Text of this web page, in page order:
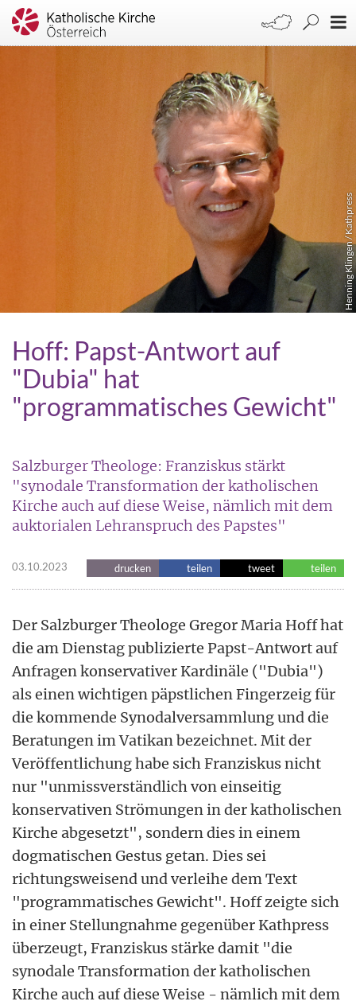
Henning Klingen / Kathpress
Hoff: Papst-Antwort auf
"Dubia" hat
"programmatisches Gewicht"
Salzburger Theologe: Franziskus stärkt
"synodale Transformation der katholischen
Kirche auch auf diese Weise, nämlich mit dem
auktorialen Lehranspruch des Papstes"
03.10.2023 drucken teilen tweet teilen
Der Salzburger Theologe Gregor Maria Hoff hat
die am Dienstag publizierte Papst-Antwort auf
Anfragen konservativer Kardinäle ("Dubia")
als einen wichtigen päpstlichen Fingerzeig für
die kommende Synodalversammlung und die
Beratungen im Vatikan bezeichnet. Mit der
Veröffentlichung habe sich Franziskus nicht
nur "unmissverständlich von einseitig
konservativen Strömungen in der katholischen
Kirche abgesetzt", sondern dies in einem
dogmatischen Gestus getan. Dies sei
richtungsweisend und verleihe dem Text
"programmatisches Gewicht". Hoff zeigte sich
in einer Stellungnahme gegenüber Kathpress
überzeugt, Franziskus stärke damit "die
synodale Transformation der katholischen
Kirche auch auf diese Weise - nämlich mit dem